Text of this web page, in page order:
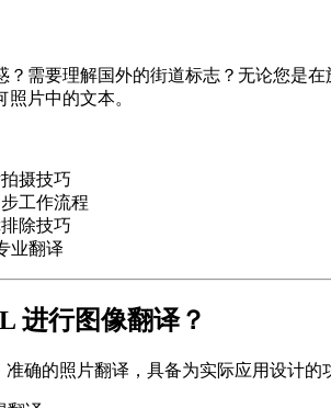
？需要理解国外的街道标志？无论您是
片中的文本。
摄技巧
工作流程
除技巧
业翻译
进行图像翻译？
准确的照片翻译，具备为实际应用设计的